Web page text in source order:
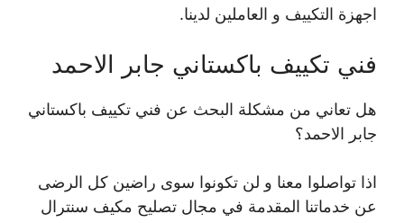
اجهزة التكييف و العاملين لدينا.
فني تكييف باكستاني جابر الاحمد
هل تعاني من مشكلة البحث عن فني تكييف باكستاني
جابر الاحمد؟
اذا تواصلوا معنا و لن تكونوا سوى راضين كل الرضى
عن خدماتنا المقدمة في مجال تصليح مكيف سنترال